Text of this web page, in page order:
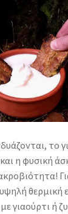
το
η φυσική
θερμική
γιαούρτι ή